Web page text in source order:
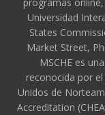
Universidad
States
Market Street,
MSCHE es
reconocida por
Unidos de
Accreditation